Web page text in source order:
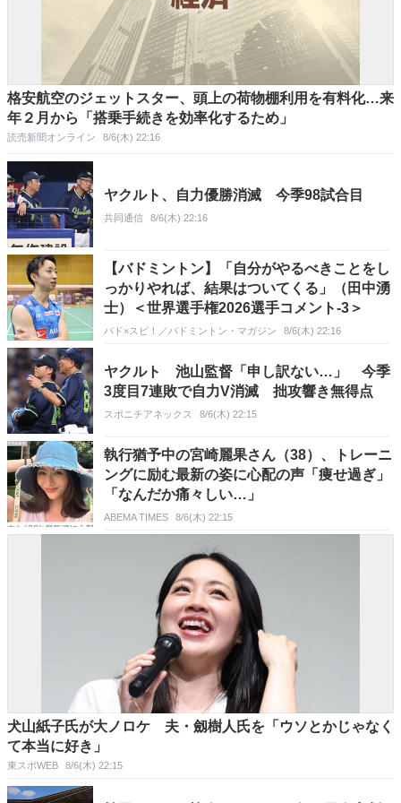
格安航空のジェットスター、頭上の荷物棚利用を有料化…来
年２月から「搭乗手続きを効率化するため」
読売新聞オンライン 8/6(木) 22:16
ヤクルト、自力優勝消滅 今季98試合目
共同通信 8/6(木) 22:16
【バドミントン】「自分がやるべきことをし
っかりやれば、結果はついてくる」（田中湧
士）＜世界選手権2026選手コメント-3＞
バド×スピ！／バドミントン・マガジン 8/6(木) 22:16
ヤクルト 池山監督「申し訳ない…」 今季
3度目7連敗で自力V消滅 拙攻響き無得点
スポニチアネックス 8/6(木) 22:15
執行猶予中の宮崎麗果さん（38）、トレーニ
ングに励む最新の姿に心配の声「痩せ過ぎ」
「なんだか痛々しい…」
ABEMA TIMES 8/6(木) 22:15
犬山紙子氏が大ノロケ 夫・劔樹人氏を「ウソとかじゃなく
て本当に好き」
東スポWEB 8/6(木) 22:15